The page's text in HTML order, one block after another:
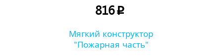
816p
Мягкий конструктор
"Пожарная часть"